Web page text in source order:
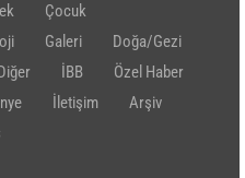
Çocuk
Galeri
Doğa/Gezi
İBB
Özel Haber
İletişim
Arşiv